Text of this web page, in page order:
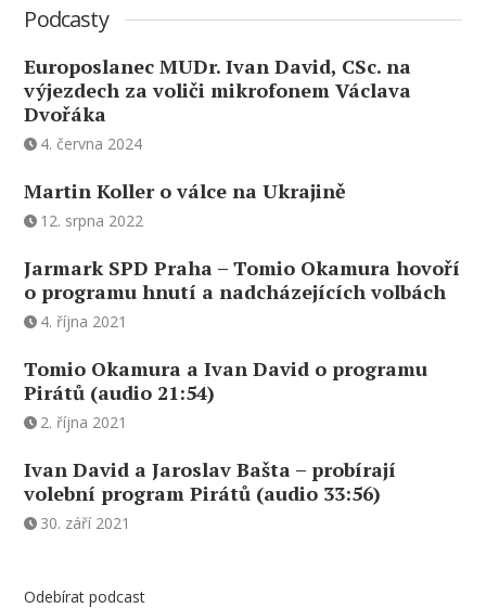
Podcasty
Europoslanec MUDr. Ivan David, CSc. na
výjezdech za voliči mikrofonem Václava
Dvořáka
4. června 2024
Martin Koller o válce na Ukrajině
12. srpna 2022
Jarmark SPD Praha – Tomio Okamura hovoří
o programu hnutí a nadcházejících volbách
4. října 2021
Tomio Okamura a Ivan David o programu
Pirátů (audio 21:54)
2. října 2021
Ivan David a Jaroslav Bašta – probírají
volební program Pirátů (audio 33:56)
30. září 2021
Odebírat podcast